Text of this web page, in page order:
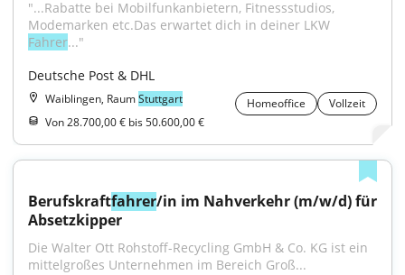
"...Rabatte bei Mobilfunkanbietern, Fitnessstudios,
Fahrer..."
Deutsche Post & DHL
Waiblingen, RaumStuttgart Homeoffice
Vollzeit
Von 28.700,00 € bis 50.600,00 €
Berufskraftfahrer/in im Nahverkehr (m/w/d) für
Absetzkipper
Die Walter Ott Rohstoff-Recycling GmbH & Co. KG ist ein
mittelgroßes Unternehmen im Bereich Groß...